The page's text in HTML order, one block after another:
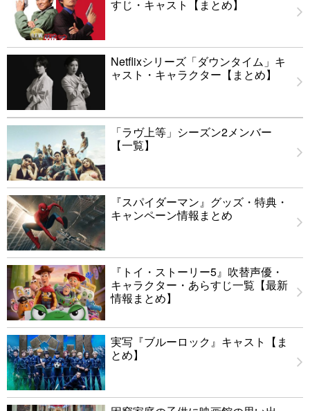
すじ・キャスト【まとめ】
Netflixシリーズ「ダウンタイム」キ
ャスト・キャラクター【まとめ】
「ラヴ上等」シーズン2メンバー
【一覧】
『スパイダーマン』グッズ・特典・
キャンペーン情報まとめ
『トイ・ストーリー5』吹替声優・
キャラクター・あらすじ一覧【最新
情報まとめ】
実写『ブルーロック』キャスト【ま
とめ】